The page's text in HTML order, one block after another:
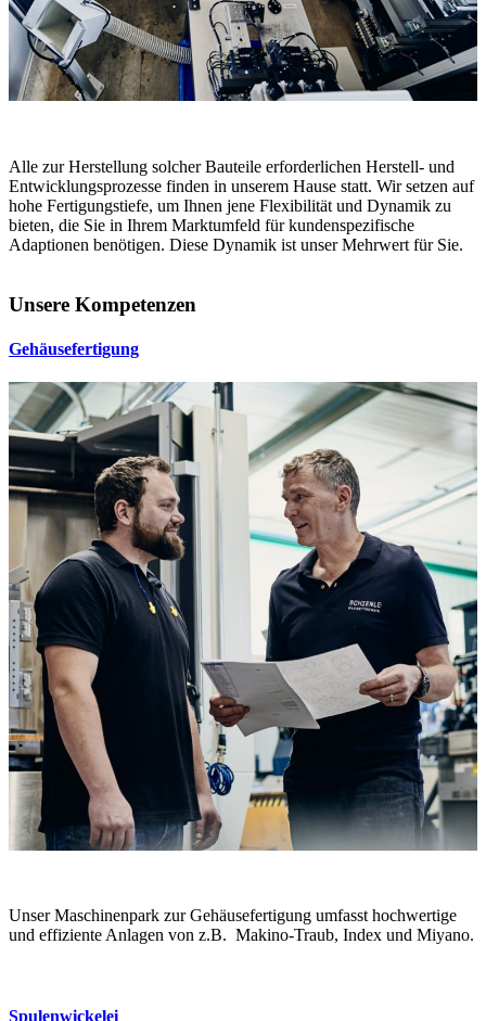
Alle zur Herstellung solcher Bauteile erforderlichen Herstell- und
Entwicklungsprozesse finden in unserem Hause statt. Wir setzen auf
hohe Fertigungstiefe, um Ihnen jene Flexibilität und Dynamik zu
bieten, die Sie in Ihrem Marktumfeld für kundenspezifische
Adaptionen benötigen. Diese Dynamik ist unser Mehrwert für Sie.
Unsere Kompetenzen
Gehäusefertigung
Unser Maschinenpark zur Gehäusefertigung umfasst hochwertige
und effiziente Anlagen von z.B. Makino-Traub, Index und Miyano.
Spulenwickelei